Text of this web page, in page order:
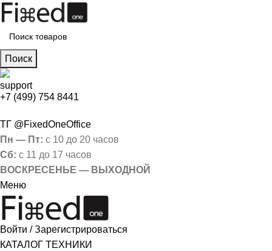
Поиск
+7 (499) 754 8441
ТГ @FixedOneOffice
Пн — Пт: с 10 до 20 часов
Сб: с 11 до 17 часов
ВОСКРЕСЕНЬЕ — ВЫХОДНОЙ
Меню
Войти / Зарегистрироваться
КАТАЛОГ ТЕХНИКИ